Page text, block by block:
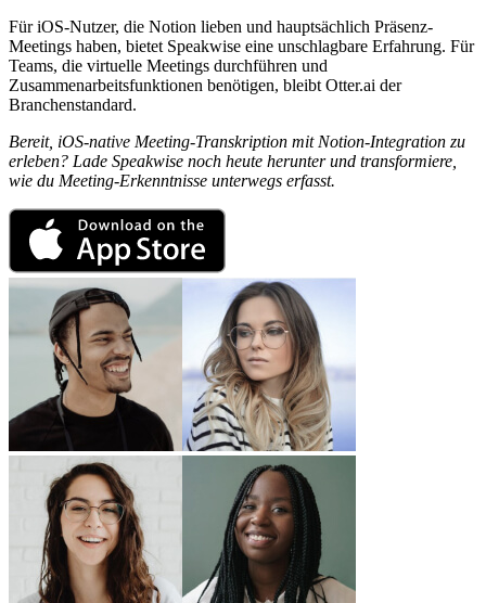
Für iOS-Nutzer, die Notion lieben und hauptsächlich Präsenz-
Meetings haben, bietet Speakwise eine unschlagbare Erfahrung. Für
Teams, die virtuelle Meetings durchführen und
Zusammenarbeitsfunktionen benötigen, bleibt Otter.ai der
Branchenstandard.
Bereit, iOS-native Meeting-Transkription mit Notion-Integration zu
erleben? Lade Speakwise noch heute herunter und transformiere,
wie du Meeting-Erkenntnisse unterwegs erfasst.